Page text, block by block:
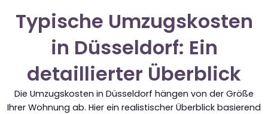
Typische Umzugskosten
in Düsseldorf: Ein
detaillierter Überblick
Die Umzugskosten in Düsseldorf hängen von der Größe
Ihrer Wohnung ab. Hier ein realistischer Überblick basierend